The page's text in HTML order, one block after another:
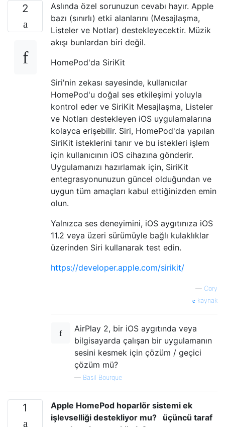
2
Aslında özel sorunuzun cevabı hayır. Apple
bazı (sınırlı) etki alanlarını (Mesajlaşma,
Listeler ve Notlar) destekleyecektir. Müzik
akışı bunlardan biri değil.
HomePod'da SiriKit
Siri'nin zekası sayesinde, kullanıcılar
HomePod'u doğal ses etkileşimi yoluyla
kontrol eder ve SiriKit Mesajlaşma, Listeler
ve Notları destekleyen iOS uygulamalarına
kolayca erişebilir. Siri, HomePod'da yapılan
SiriKit isteklerini tanır ve bu istekleri işlem
için kullanıcının iOS cihazına gönderir.
Uygulamanızı hazırlamak için, SiriKit
entegrasyonunuzun güncel olduğundan ve
uygun tüm amaçları kabul ettiğinizden emin
olun.
Yalnızca ses deneyimini, iOS aygıtınıza iOS
11.2 veya üzeri sürümüyle bağlı kulaklıklar
üzerinden Siri kullanarak test edin.
https://developer.apple.com/sirikit/
— Cory
kaynak
AirPlay 2, bir iOS aygıtında veya
bilgisayarda çalışan bir uygulamanın
sesini kesmek için çözüm / geçici
çözüm mü?
— Basil Bourque
1
Apple HomePod hoparlör sistemi ek
işlevselliği destekliyor mu? üçüncü taraf